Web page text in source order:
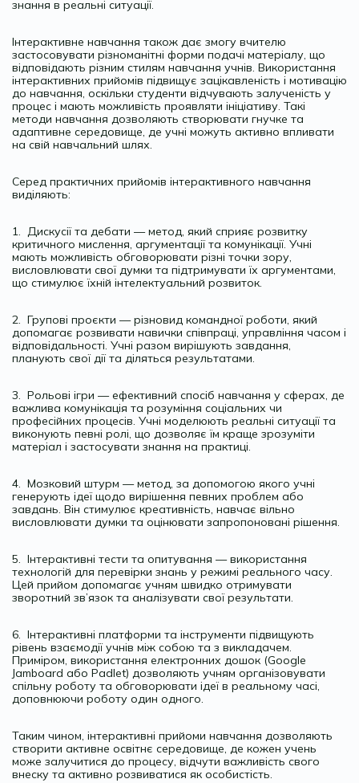
знання в реальні ситуації.
Інтерактивне навчання також дає змогу вчителю
застосовувати різноманітні форми подачі матеріалу, що
відповідають різним стилям навчання учнів. Використання
інтерактивних прийомів підвищує зацікавленість і мотивацію
до навчання, оскільки студенти відчувають залученість у
процес і мають можливість проявляти ініціативу. Такі
методи навчання дозволяють створювати гнучке та
адаптивне середовище, де учні можуть активно впливати
на свій навчальний шлях.
Серед практичних прийомів інтерактивного навчання
виділяють:
1. Дискусії та дебати — метод, який сприяє розвитку
критичного мислення, аргументації та комунікації. Учні
мають можливість обговорювати різні точки зору,
висловлювати свої думки та підтримувати їх аргументами,
що стимулює їхній інтелектуальний розвиток.
2. Групові проєкти — різновид командної роботи, який
допомагає розвивати навички співпраці, управління часом і
відповідальності. Учні разом вирішують завдання,
планують свої дії та діляться результатами.
3. Рольові ігри — ефективний спосіб навчання у сферах, де
важлива комунікація та розуміння соціальних чи
професійних процесів. Учні моделюють реальні ситуації та
виконують певні ролі, що дозволяє їм краще зрозуміти
матеріал і застосувати знання на практиці.
4. Мозковий штурм — метод, за допомогою якого учні
генерують ідеї щодо вирішення певних проблем або
завдань. Він стимулює креативність, навчає вільно
висловлювати думки та оцінювати запропоновані рішення.
5. Інтерактивні тести та опитування — використання
технологій для перевірки знань у режимі реального часу.
Цей прийом допомагає учням швидко отримувати
зворотний зв’язок та аналізувати свої результати.
6. Інтерактивні платформи та інструменти підвищують
рівень взаємодії учнів між собою та з викладачем.
Приміром, використання електронних дошок (Google
Jamboard або Padlet) дозволяють учням організовувати
спільну роботу та обговорювати ідеї в реальному часі,
доповнюючи роботу один одного.
Таким чином, інтерактивні прийоми навчання дозволяють
створити активне освітнє середовище, де кожен учень
може залучитися до процесу, відчути важливість свого
внеску та активно розвиватися як особистість.